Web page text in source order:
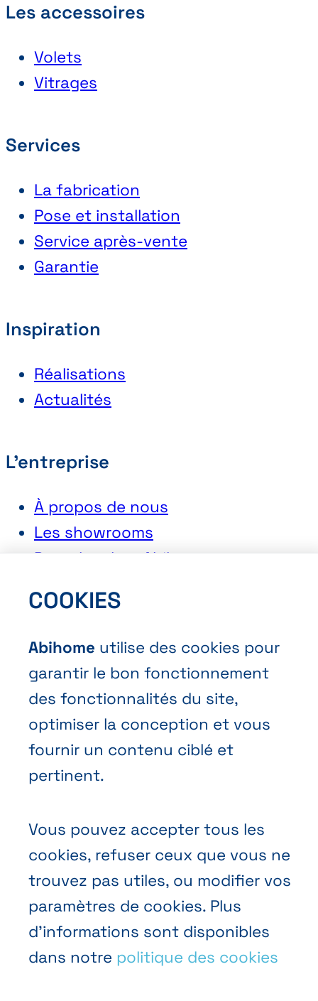
Conditions générales de vente
Politique vie privée
Cookies
Les accessoires
Volets
Vitrages
Services
La fabrication
Pose et installation
Service après-vente
Garantie
Inspiration
Réalisations
Actualités
L'entreprise
À propos de nous
Les showrooms
Postuler chez Abihome
Demander une offre
Prendre rendez-vous
Nous contacter
COOKIES
Abihome utilise des cookies pour
garantir le bon fonctionnement
des fonctionnalités du site,
optimiser la conception et vous
fournir un contenu ciblé et
pertinent.
Vous pouvez accepter tous les
cookies, refuser ceux que vous ne
trouvez pas utiles, ou modifier vos
paramètres de cookies. Plus
d’informations sont disponibles
dans notre politique des cookies